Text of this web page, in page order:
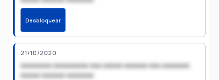
Desbloquear
21/10/2020
xxxxxxxx xxxxxxxxx xxx xxxxx xxxxxx xxx xxxxxxx
xxxxx xxxxxx xxxxxxx